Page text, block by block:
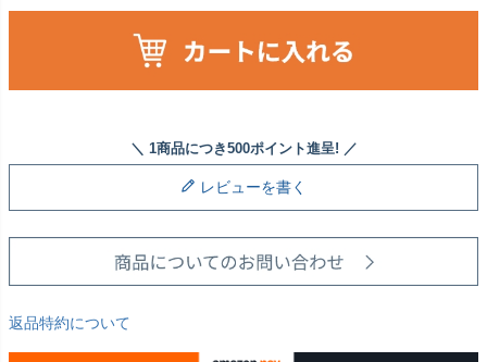
レビューを書く
返品特約について